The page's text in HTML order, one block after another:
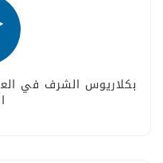
بكلاريوس الشرف في